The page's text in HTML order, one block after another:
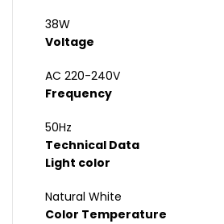
38W
Voltage
AC 220-240V
Frequency
50Hz
Technical Data
Light color
Natural White
Color Temperature